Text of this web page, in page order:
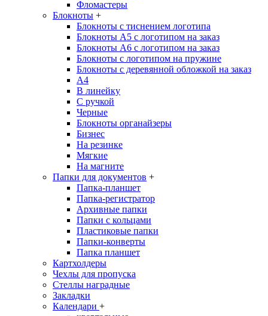
Фломастеры
Блокноты +
Блокноты с тиснением логотипа
Блокноты А5 с логотипом на заказ
Блокноты А6 с логотипом на заказ
Блокноты с логотипом на пружине
Блокноты с деревянной обложкой на заказ
A4
В линейку
С ручкой
Черные
Блокноты органайзеры
Бизнес
На резинке
Мягкие
На магните
Папки для документов +
Папка-планшет
Папка-регистратор
Архивные папки
Папки с кольцами
Пластиковые папки
Папки-конверты
Папка планшет
Картхолдеры
Чехлы для пропуска
Стеллы наградные
Закладки
Календари +